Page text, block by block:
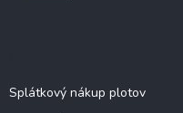
Splátkový nákup plotov